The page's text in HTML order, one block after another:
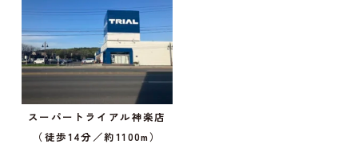
スーパートライアル神楽店
（徒歩14分／約1100m）